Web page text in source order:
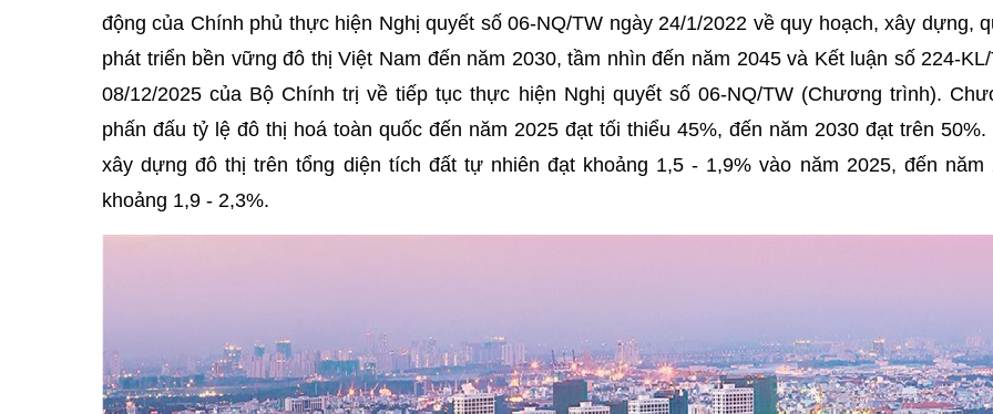
động của Chính phủ thực hiện Nghị quyết số 06-NQ/TW ngày 24/1/2022 về quy hoạch, xây dựng,
phát triển bền vững đô thị Việt Nam đến năm 2030, tầm nhìn đến năm 2045 và Kết luận số 224-
08/12/2025 của Bộ Chính trị về tiếp tục thực hiện Nghị quyết số 06-NQ/TW (Chương trình).
phấn đấu tỷ lệ đô thị hoá toàn quốc đến năm 2025 đạt tối thiểu 45%, đến năm 2030 đạt trên 50%.
xây dựng đô thị trên tổng diện tích đất tự nhiên đạt khoảng 1,5 - 1,9% vào năm 2025, đến năm
khoảng 1,9 - 2,3%.